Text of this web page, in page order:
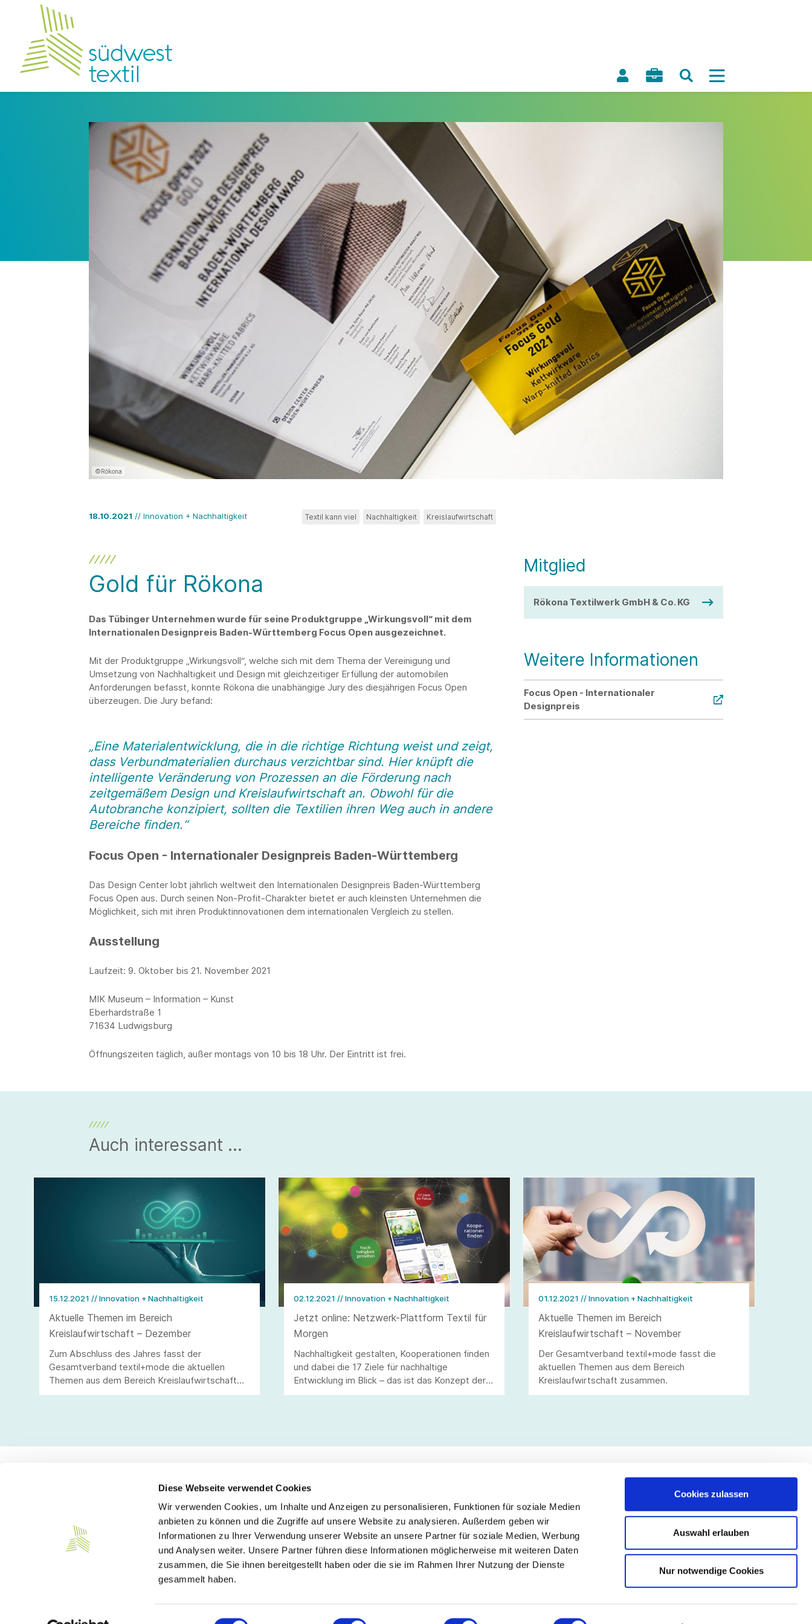
Diese Webseite verwendet Cookies
Wir verwenden Cookies, um Inhalte und Anzeigen zu personalisieren, Funktionen für soziale Medien
anbieten zu können und die Zugriffe auf unsere Website zu analysieren. Außerdem geben wir
Informationen zu Ihrer Verwendung unserer Website an unsere Partner für soziale Medien, Werbung
und Analysen weiter. Unsere Partner führen diese Informationen möglicherweise mit weiteren Daten
zusammen, die Sie ihnen bereitgestellt haben oder die sie im Rahmen Ihrer Nutzung der Dienste
gesammelt haben.
Einwilligungsauswahl
Cookies zulassen
Auswahl erlauben
Nur notwendige Cookies
©Rökona
18.10.2021 // Innovation + Nachhaltigkeit Textil kann viel Nachhaltigkeit Kreislaufwirtschaft
Gold für Rökona
Das Tübinger Unternehmen wurde für seine Produktgruppe „Wirkungsvoll“ mit dem
Internationalen Designpreis Baden-Württemberg Focus Open ausgezeichnet.
Mit der Produktgruppe „Wirkungsvoll“, welche sich mit dem Thema der Vereinigung und
Umsetzung von Nachhaltigkeit und Design mit gleichzeitiger Erfüllung der automobilen
Anforderungen befasst, konnte Rökona die unabhängige Jury des diesjährigen Focus Open
überzeugen. Die Jury befand:
„Eine Materialentwicklung, die in die richtige Richtung weist und zeigt,
dass Verbundmaterialien durchaus verzichtbar sind. Hier knüpft die
intelligente Veränderung von Prozessen an die Förderung nach
zeitgemäßem Design und Kreislaufwirtschaft an. Obwohl für die
Autobranche konzipiert, sollten die Textilien ihren Weg auch in andere
Bereiche finden.“
Focus Open - Internationaler Designpreis Baden-Württemberg
Das Design Center lobt jährlich weltweit den Internationalen Designpreis Baden-Württemberg
Focus Open aus. Durch seinen Non-Profit-Charakter bietet er auch kleinsten Unternehmen die
Möglichkeit, sich mit ihren Produktinnovationen dem internationalen Vergleich zu stellen.
Ausstellung
Laufzeit: 9. Oktober bis 21. November 2021
MIK Museum – Information – Kunst
Eberhardstraße 1
71634 Ludwigsburg
Öffnungszeiten täglich, außer montags von 10 bis 18 Uhr. Der Eintritt ist frei.
Mitglied
Rökona Textilwerk GmbH & Co. KG
Weitere Informationen
Focus Open - Internationaler
Designpreis
Auch interessant ...
15.12.2021 // Innovation + Nachhaltigkeit
Aktuelle Themen im Bereich
Kreislaufwirtschaft – Dezember
Zum Abschluss des Jahres fasst der
Gesamtverband textil+mode die aktuellen
Themen aus dem Bereich Kreislaufwirtschaft
zusammen.
02.12.2021 // Innovation + Nachhaltigkeit
Jetzt online: Netzwerk-Plattform Textil für
Morgen
Nachhaltigkeit gestalten, Kooperationen finden
und dabei die 17 Ziele für nachhaltige
Entwicklung im Blick – das ist das Konzept der
neuen Plattform www.textilfuermorgen.de von
01.12.2021 // Innovation + Nachhaltigkeit
Aktuelle Themen im Bereich
Kreislaufwirtschaft – November
Der Gesamtverband textil+mode fasst die
aktuellen Themen aus dem Bereich
Kreislaufwirtschaft zusammen.
Südwesttextil e. V.
Türlenstraße 6
info@suedwesttextil.de
Service
Impressum
Datenschutz
Mitglied werden
Folgen Sie uns